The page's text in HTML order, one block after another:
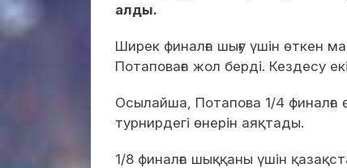
алды.
Ширек финалға шығу үшін өткен
Потаповаға жол берді. Кездесу
Осылайша, Потапова 1/4 финалға
турнирдегі өнерін аяқтады.
1/8 финалға шыққаны үшін